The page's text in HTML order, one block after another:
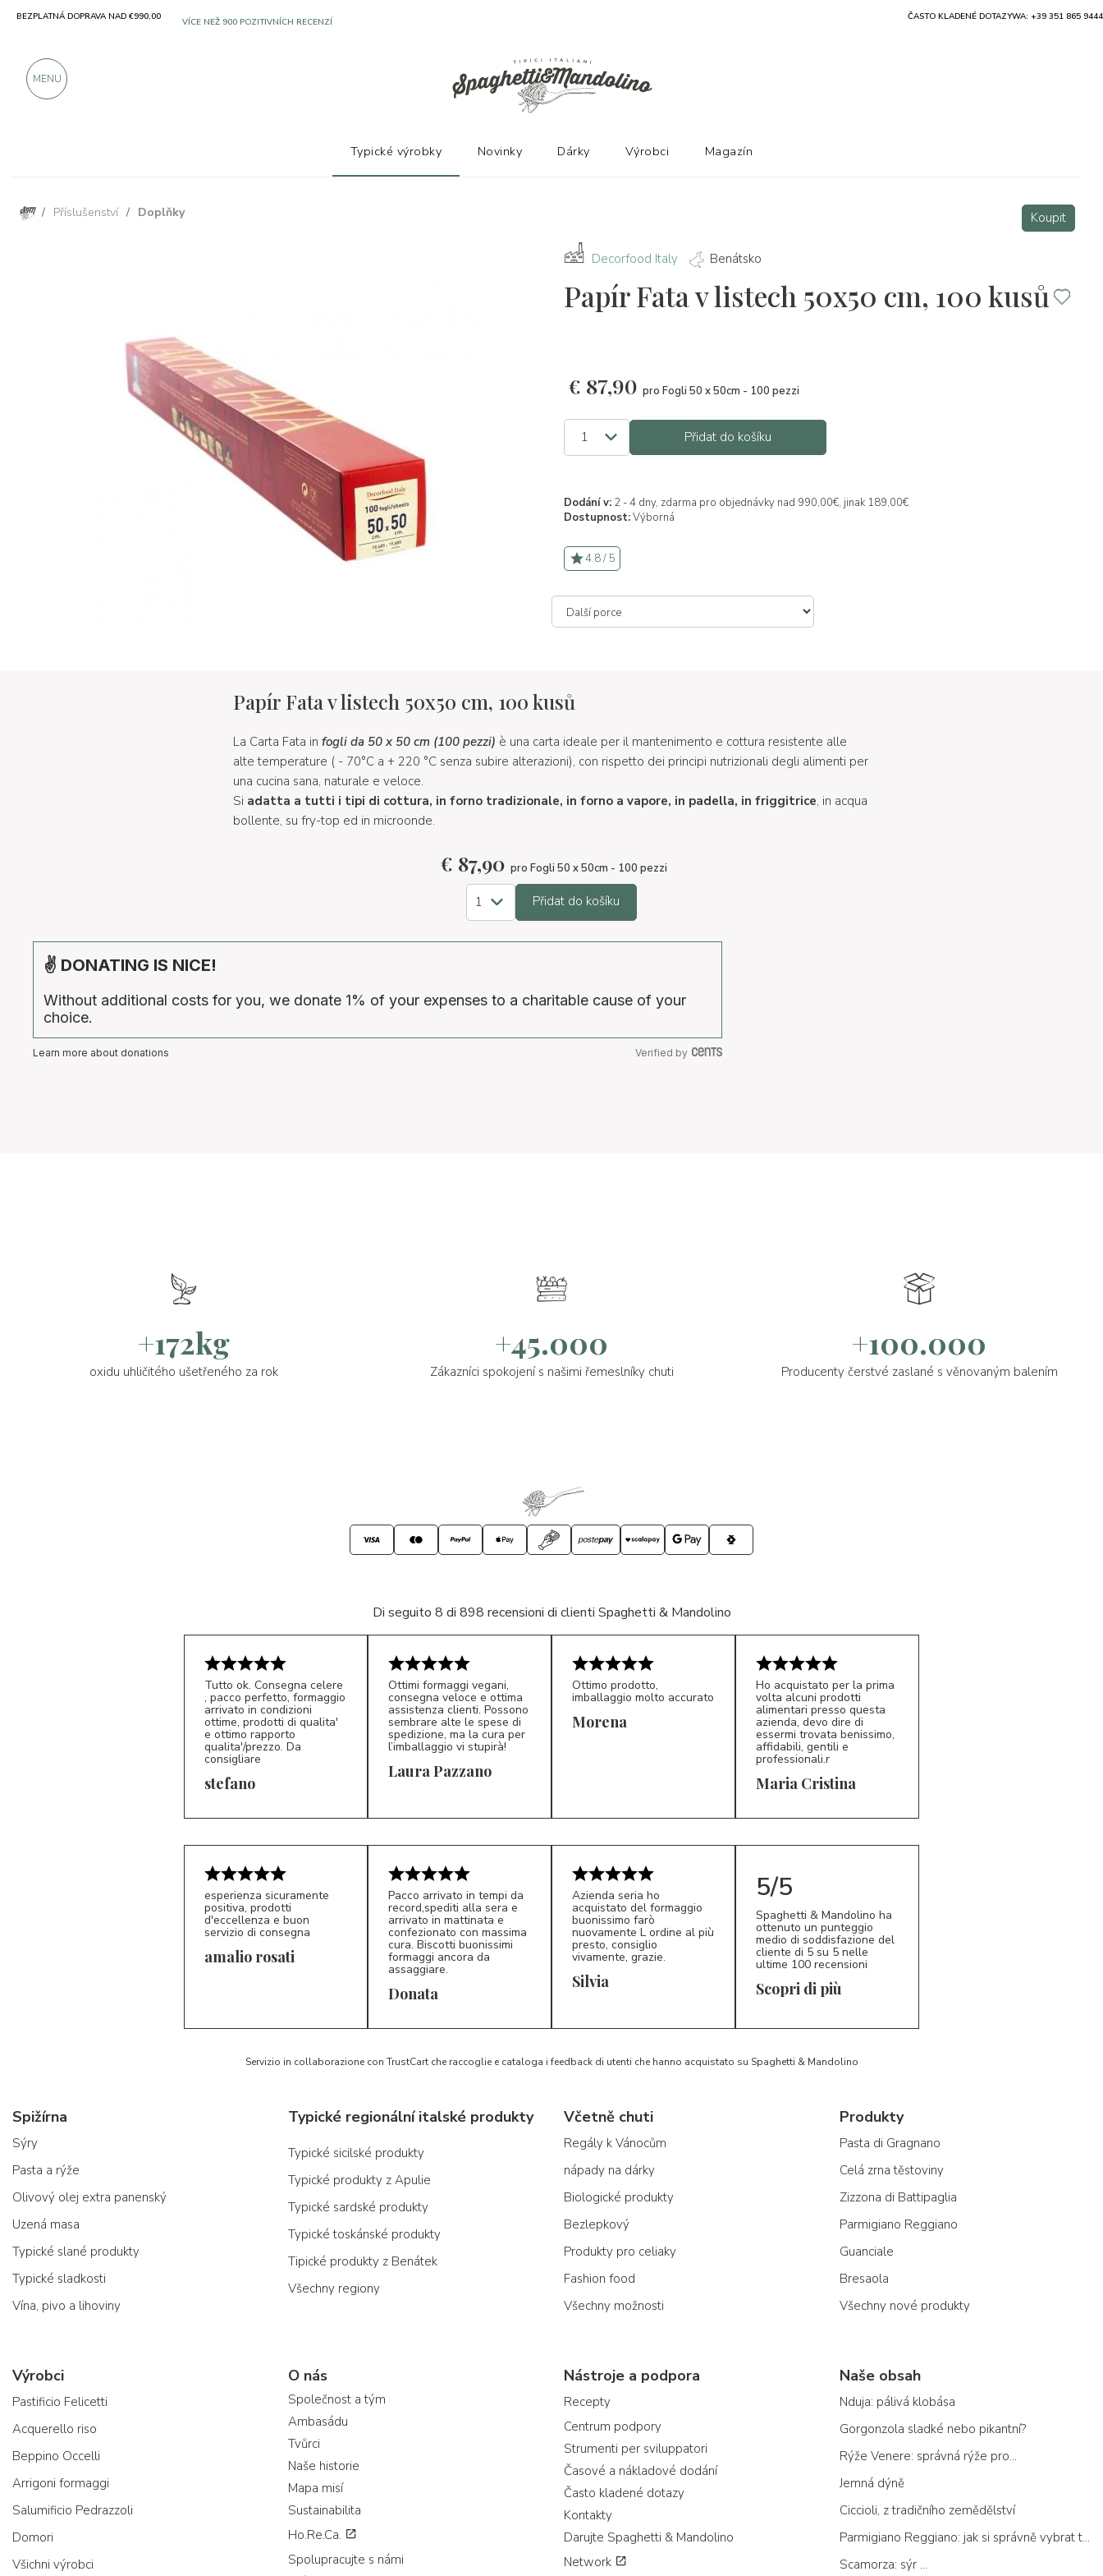
/ Příslušenství / Doplňky Koupit
Decorfood Italy Benátsko
Papír Fata v listech 50x50 cm, 100 kusů
€ 87,90 pro Fogli 50 x 50cm - 100 pezzi
Přidat do košíku
Dodání v: 2 - 4 dny, zdarma pro objednávky nad 990,00€, jinak 189,00€
Dostupnost:Výborná
4.8 / 5
Papír Fata v listech 50x50 cm, 100 kusů
La Carta Fata in fogli da 50 x 50 cm (100 pezzi) è una carta ideale per il mantenimento e cottura resistente alle
alte temperature ( - 70°C a + 220 °C senza subire alterazioni), con rispetto dei principi nutrizionali degli alimenti per
una cucina sana, naturale e veloce.
Si adatta a tutti i tipi di cottura, in forno tradizionale, in forno a vapore, in padella, in friggitrice, in acqua
bollente, su fry-top ed in microonde.
€ 87,90 pro Fogli 50 x 50cm - 100 pezzi
Přidat do košíku
✌ DONATING IS NICE!
Without additional costs for you, we donate 1% of your expenses to a charitable cause of your
choice.
Learn more about donations Verified by
+172kg
oxidu uhličitého ušetřeného za rok
+45.000
Zákazníci spokojení s našimi řemeslníky chuti
+100.000
Producenty čerstvé zaslané s věnovaným balením
Di seguito 8 di 898 recensioni di clienti Spaghetti & Mandolino
S*
Tutto ok. Consegna celere
, pacco perfetto, formaggio
arrivato in condizioni
ottime, prodotti di qualita'
e ottimo rapporto
qualita'/prezzo. Da
consigliare
stefano LP 5/5
Ottimi formaggi vegani,
consegna veloce e ottima
assistenza clienti. Possono
sembrare alte le spese di
spedizione, ma la cura per
l’imballaggio vi stupirà!
Laura Pazzano
Ottimo prodotto,
imballaggio molto accurato
Morena
MC 5/5
Ho acquistato per la prima
volta alcuni prodotti
alimentari presso questa
azienda, devo dire di
essermi trovata benissimo,
affidabili, gentili e
professionali.r
Maria Cristina
esperienza sicuramente
positiva, prodotti
d'eccellenza e buon
servizio di consegna
amalio rosati
D*
Pacco arrivato in tempi da
record,spediti alla sera e
arrivato in mattinata e
confezionato con massima
cura. Biscotti buonissimi
formaggi ancora da
assaggiare.
Donata S*
Azienda seria ho
acquistato del formaggio
buonissimo farò
nuovamente L ordine al più
presto, consiglio
vivamente, grazie.
Silvia
5/5
Spaghetti & Mandolino ha
ottenuto un punteggio
medio di soddisfazione del
cliente di 5 su 5 nelle
ultime 100 recensioni
Scopri di più
Servizio in collaborazione con TrustCart che raccoglie e cataloga i feedback di utenti che hanno acquistato su Spaghetti & Mandolino
Spižírna
Sýry
Pasta a rýže
Olivový olej extra panenský
Uzená masa
Typické slané produkty
Typické sladkosti
Vína, pivo a lihoviny
Typické regionální italské produkty
Typické sicilské produkty
Typické produkty z Apulie
Typické sardské produkty
Typické toskánské produkty
Tipické produkty z Benátek
Všechny regiony
Včetně chuti
Regály k Vánocům
nápady na dárky
Biologické produkty
Bezlepkový
Produkty pro celiaky
Fashion food
Všechny možnosti
Produkty
Pasta di Gragnano
Celá zrna těstoviny
Zizzona di Battipaglia
Parmigiano Reggiano
Guanciale
Bresaola
Všechny nové produkty
Výrobci
Pastificio Felicetti
Acquerello riso
Beppino Occelli
Arrigoni formaggi
Salumificio Pedrazzoli
Domori
Všichni výrobci
O nás
Společnost a tým
Ambasádu
Tvůrci
Naše historie
Mapa misí
Sustainabilita
Ho.Re.Ca.
Spolupracujte s námi
Nástroje a podpora
Recepty
Centrum podpory
Strumenti per sviluppatori
Časové a nákladové dodání
Často kladené dotazy
Kontakty
Darujte Spaghetti & Mandolino
Network
Naše obsah
Nduja: pálivá klobása
Gorgonzola sladké nebo pikantní?
Rýže Venere: správná rýže pro...
Jemná dýně
Ciccioli, z tradičního zemědělství
Parmigiano Reggiano: jak si správně vybrat ten pravý
Scamorza: sýr ...
BEZPLATNÁ DOPRAVA NAD €990,00 SOLO PRODUKTY OD VYNIKAJÍCÍCH VÝROBCŮ ČASTO KLADENÉ DOTAZYWA: +39 351 865 9444
MENU
Typické výrobky Novinky Dárky Výrobci Magazín